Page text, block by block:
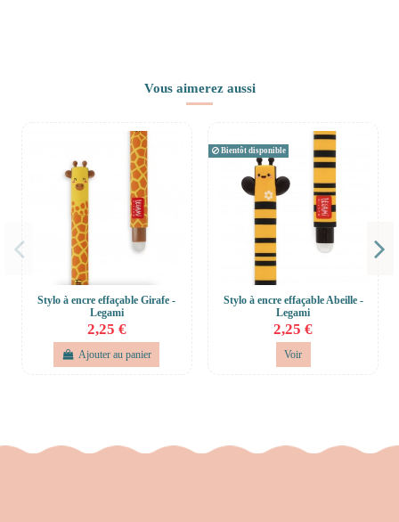
Vous aimerez aussi
Stylo à encre effaçable Girafe -
Legami
2,25 €
Ajouter au panier
Bientôt disponible
Stylo à encre effaçable Abeille -
Legami
2,25 €
Voir